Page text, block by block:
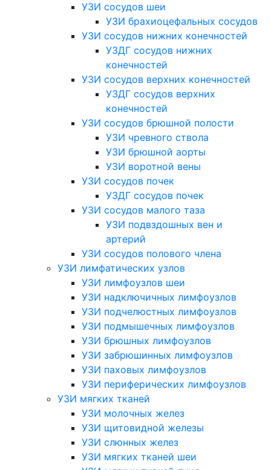
УЗИ сосудов шеи
УЗИ брахиоцефальных сосудов
УЗИ сосудов нижних конечностей
УЗДГ сосудов нижних
конечностей
УЗИ сосудов верхних конечностей
УЗДГ сосудов верхних
конечностей
УЗИ сосудов брюшной полости
УЗИ чревного ствола
УЗИ брюшной аорты
УЗИ воротной вены
УЗИ сосудов почек
УЗДГ сосудов почек
УЗИ сосудов малого таза
УЗИ подвздошных вен и
артерий
УЗИ сосудов полового члена
УЗИ лимфатических узлов
УЗИ лимфоузлов шеи
УЗИ надключичных лимфоузлов
УЗИ подчелюстных лимфоузлов
УЗИ подмышечных лимфоузлов
УЗИ брюшных лимфоузлов
УЗИ забрюшинных лимфоузлов
УЗИ паховых лимфоузлов
УЗИ периферических лимфоузлов
УЗИ мягких тканей
УЗИ молочных желез
УЗИ щитовидной железы
УЗИ слюнных желез
УЗИ мягких тканей шеи